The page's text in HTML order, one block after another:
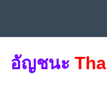
อัญชนะ